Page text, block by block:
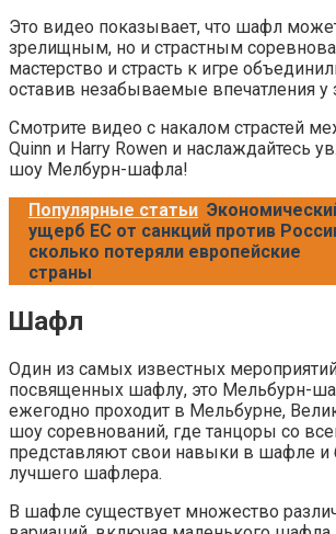
Это видео показывает, что шафл
зрелищным, но и страстным
мастерство и страсть к игре
оставив незабываемые впечатления у
Смотрите видео с накалом страстей
Quinn и Harry Rowen и наслаждайтесь
шоу Мелбурн-шафла!
Популярные статьи
ущерб ЕС от санкций против
сколько потеряли европейские
страны
Шафл
Один из самых известных
посвященных шафлу, это Мельбурн-
ежегодно проходит в Мельбурне,
шоу соревнований, где танцоры со
представляют свои навыки в шафле и
лучшего шафлера.
В шафле существует множество